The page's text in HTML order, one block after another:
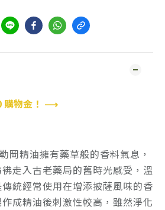
購物金！ ⟶
岡精油擁有藥草般的香料氣息，
走入古老藥局的舊時光感受，溫
統經常使用在增添披薩風味的香
成精油後刺激性較高，雖然淨化